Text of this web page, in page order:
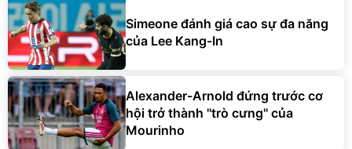
Simeone đánh giá cao sự đa năng
của Lee Kang-In
Alexander-Arnold đứng trước cơ
hội trở thành ''trò cưng'' của
Mourinho